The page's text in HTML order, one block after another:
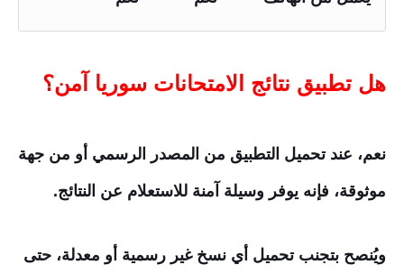
هل تطبيق نتائج الامتحانات سوريا آمن؟
نعم، عند تحميل التطبيق من المصدر الرسمي أو من جهة
موثوقة، فإنه يوفر وسيلة آمنة للاستعلام عن النتائج.
ويُنصح بتجنب تحميل أي نسخ غير رسمية أو معدلة، حتى